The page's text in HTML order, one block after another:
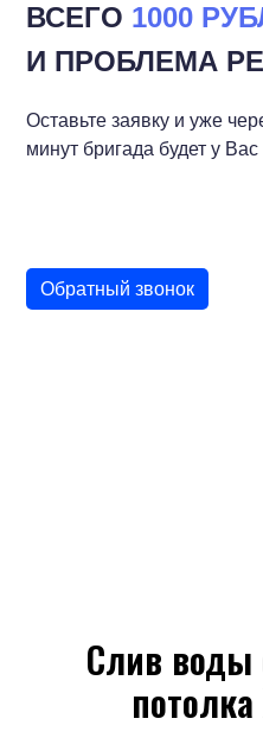
ВСЕГО 1000
И ПРОБЛЕМА
Оставьте заявку и уже
минут бригада будет у Вас
Обратный звонок
Слив воды